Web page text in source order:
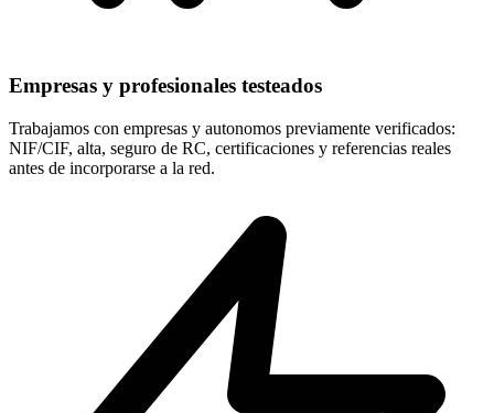
Empresas y profesionales testeados
Trabajamos con empresas y autonomos previamente verificados:
NIF/CIF, alta, seguro de RC, certificaciones y referencias reales
antes de incorporarse a la red.